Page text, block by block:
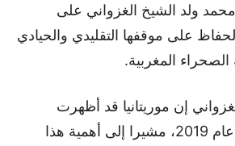
محمد ولد الشيخ الغزواني على
على موقفها التقليدي والحيادي
المغربية.
إن موريتانيا قد أظهرت
تمسكها بالحياد منذ عام 2019، مشيرا إلى أهمية هذا